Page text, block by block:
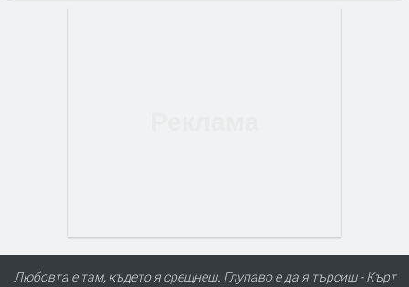
Любовта е там, където я срещнеш. Глупаво е да я търсиш - Кърт